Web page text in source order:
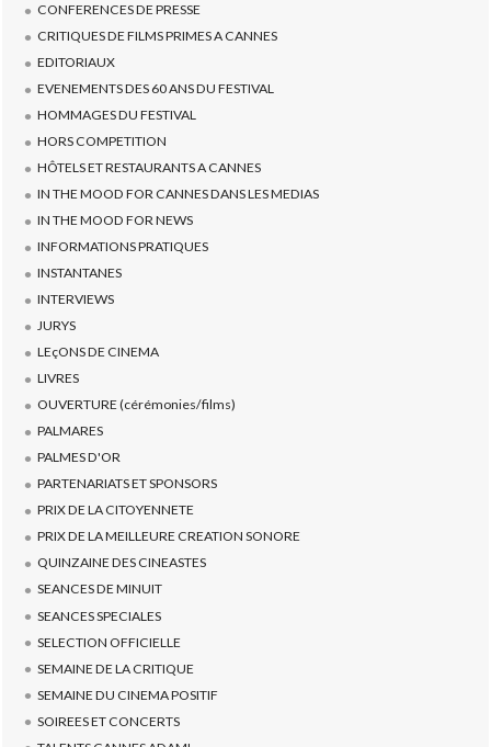
CONFERENCES DE PRESSE
CRITIQUES DE FILMS PRIMES A CANNES
EDITORIAUX
EVENEMENTS DES 60 ANS DU FESTIVAL
HOMMAGES DU FESTIVAL
HORS COMPETITION
HÔTELS ET RESTAURANTS A CANNES
IN THE MOOD FOR CANNES DANS LES MEDIAS
IN THE MOOD FOR NEWS
INFORMATIONS PRATIQUES
INSTANTANES
INTERVIEWS
JURYS
LEçONS DE CINEMA
LIVRES
OUVERTURE (cérémonies/films)
PALMARES
PALMES D'OR
PARTENARIATS ET SPONSORS
PRIX DE LA CITOYENNETE
PRIX DE LA MEILLEURE CREATION SONORE
QUINZAINE DES CINEASTES
SEANCES DE MINUIT
SEANCES SPECIALES
SELECTION OFFICIELLE
SEMAINE DE LA CRITIQUE
SEMAINE DU CINEMA POSITIF
SOIREES ET CONCERTS